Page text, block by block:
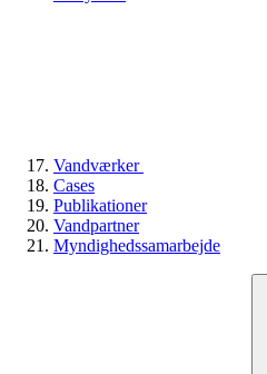
Vandværker
Cases
Publikationer
Vandpartner
Myndighedssamarbejde